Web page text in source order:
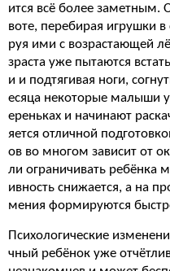
ится всё более
воте, перебирая игрушки
руя ими с возрастающей
зраста уже пытаются
и и подтягивая ноги,
есяца некоторые малыши
ереньках и начинают
яется отличной
ов во многом зависит от
ли ограничивать ребёнка
ивность снижается, а на
мения формируются
Психологические
чный ребёнок уже